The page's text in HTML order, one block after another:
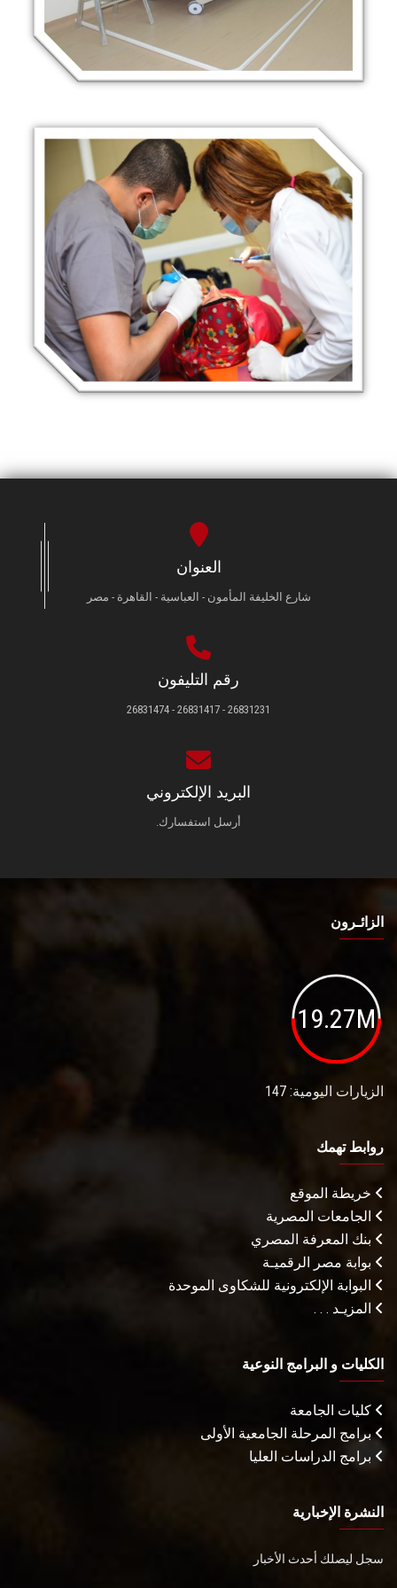
العنوان
شارع الخليفة المأمون - العباسية - القاهرة - مصر
رقم التليفون
26831231 - 26831417 - 26831474
البريد الإلكتروني
أرسل استفسارك.
الزائـرون
19.27M
الزيارات اليومية: 147
روابط تهمك
خريطة الموقع
الجامعات المصرية
بنك المعرفة المصري
بوابة مصر الرقميـة
البوابة الإلكترونية للشكاوى الموحدة
المزيـد . . .
الكليات و البرامج النوعية
كليات الجامعة
برامج المرحلة الجامعية الأولى
برامج الدراسات العليا
النشرة الإخبارية
سجل ليصلك أحدث الأخبار